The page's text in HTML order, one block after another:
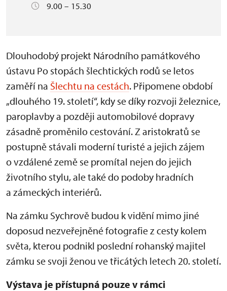
9.00 – 15.30
Dlouhodobý projekt Národního památkového
ústavu Po stopách šlechtických rodů se letos
zaměří na Šlechtu na cestách. Připomene období
„dlouhého 19. století“, kdy se díky rozvoji železnice,
paroplavby a později automobilové dopravy
zásadně proměnilo cestování. Z aristokratů se
postupně stávali moderní turisté a jejich zájem
o vzdálené země se promítal nejen do jejich
životního stylu, ale také do podoby hradních
a zámeckých interiérů.
Na zámku Sychrově budou k vidění mimo jiné
doposud nezveřejněné fotografie z cesty kolem
světa, kterou podnikl poslední rohanský majitel
zámku se svoji ženou ve třicátých letech 20. století.
Výstava je přístupná pouze v rámci